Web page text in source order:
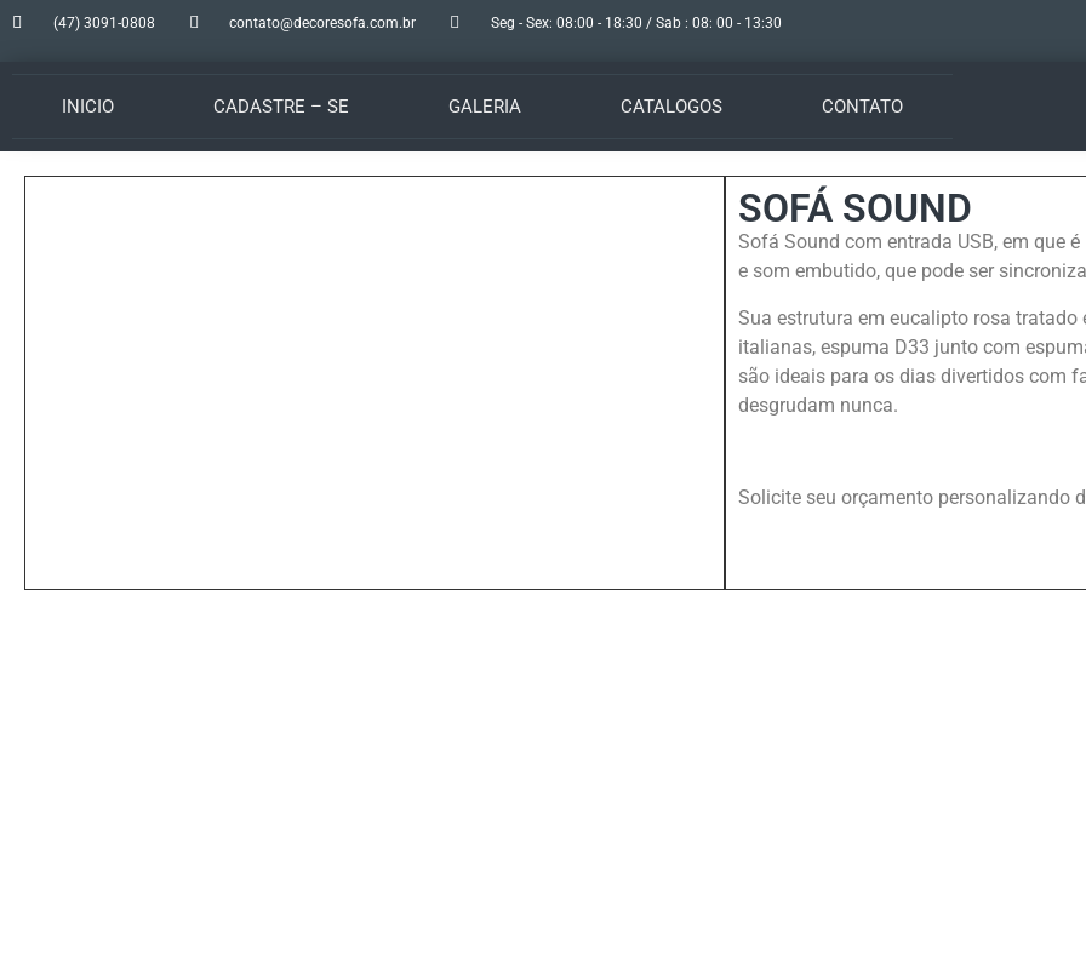
(47) 3091-0808 contato@decoresofa.com.br Seg - Sex: 08:00 - 18:30 / Sab : 08: 00 - 13:30
INICIO CADASTRE – SE GALERIA CATALOGOS CONTATO
SOFÁ SOUND
Sofá Sound com entrada USB, em que
e som embutido, que pode ser
Sua estrutura em eucalipto rosa
italianas, espuma D33 junto com
são ideais para os dias divertidos com
desgrudam nunca.
Solicite seu orçamento personalizando